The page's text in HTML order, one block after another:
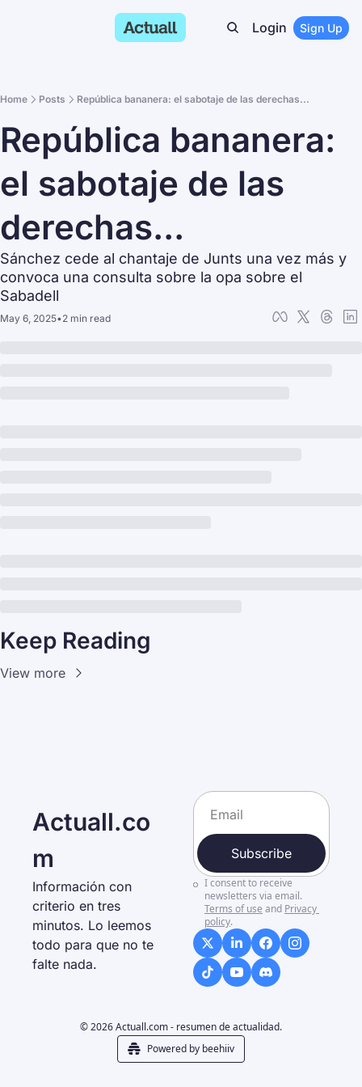
Login Sign Up
Home Posts República bananera: el sabotaje de las derechas...
República bananera:
el sabotaje de las
derechas...
Sánchez cede al chantaje de Junts una vez más y
convoca una consulta sobre la opa sobre el
Sabadell
May 6, 2025•2 min read
Keep Reading
View more
Actuall.co
m
Información con
criterio en tres
minutos. Lo leemos
todo para que no te
falte nada.
Subscribe
I consent to receive
newsletters via email.
Terms of use and Privacy
policy.
© 2026 Actuall.com - resumen de actualidad.
Powered by beehiiv